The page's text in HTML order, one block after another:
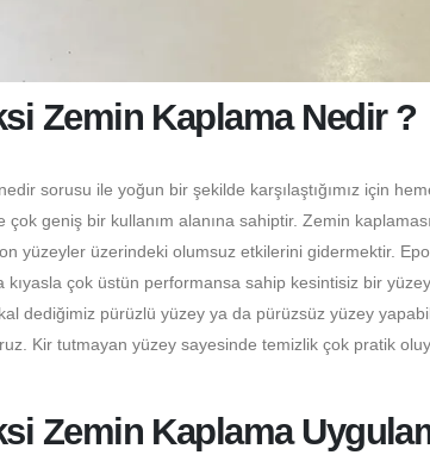
Zemin Kaplama Nedir ?
nedir sorusu ile yoğun bir şekilde karşılaştığımız için
çok geniş bir kullanım alanına sahiptir. Zemin
yüzeyler üzerindeki olumsuz etkilerini gidermektir.
çok üstün performansa sahip kesintisiz bir
dediğimiz pürüzlü yüzey ya da pürüzsüz yüzey
Kir tutmayan yüzey sayesinde temizlik çok pratik
Zemin Kaplama